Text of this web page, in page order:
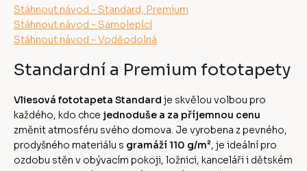
Stáhnout návod - Standard, Premium
Stáhnout návod - Samolepící
Stáhnout návod - Voděodolná
Standardní a Premium fototapety
Vliesová fototapeta Standard je skvělou volbou pro
každého, kdo chce jednoduše a za příjemnou cenu
změnit atmosféru svého domova. Je vyrobena z pevného,
prodyšného materiálu s gramáží 110 g/m², je ideální pro
ozdobu stěn v obývacím pokoji, ložnici, kanceláři i dětském